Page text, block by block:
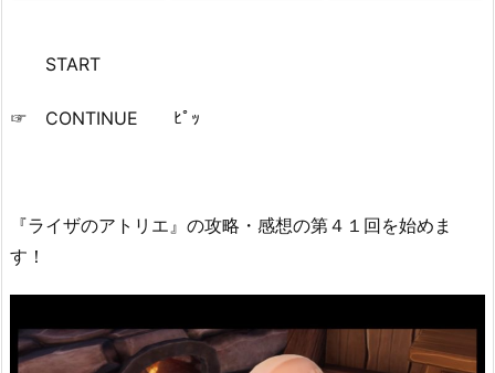
START
☞ CONTINUE ﾋﾟｯ
『ライザのアトリエ』の攻略・感想の第４１回を始めま
す！